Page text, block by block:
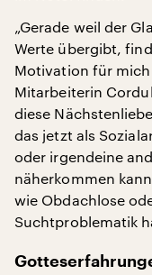
„Gerade weil der
Werte übergibt,
Motivation für
Mitarbeiterin
diese
das jetzt als
oder irgendeine
näherkommen
wie Obdachlose
Suchtproblematik